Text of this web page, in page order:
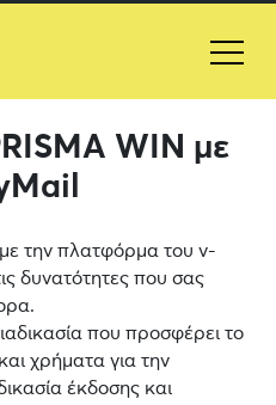
WIN με
με την πλατφόρμα του v-
δυνατότητες που σας
που προσφέρει το
χρήματα για την
έκδοσης και